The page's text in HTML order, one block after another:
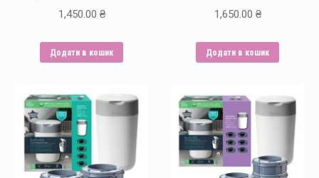
1,450.00 ₴
Додати в кошик
1,650.00 ₴
Додати в кошик